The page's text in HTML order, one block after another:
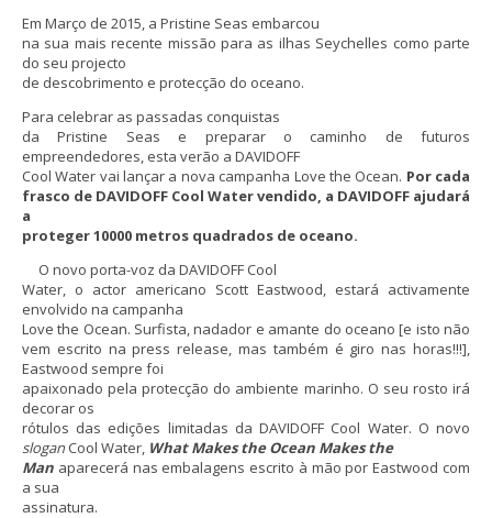
Em Março de 2015, a Pristine Seas embarcou
na sua mais recente missão para as ilhas Seychelles como parte
do seu projecto
de descobrimento e protecção do oceano.
Para celebrar as passadas conquistas
da Pristine Seas e preparar o caminho de futuros
empreendedores, esta verão a DAVIDOFF
Cool Water vai lançar a nova campanha Love the Ocean. Por cada
frasco de DAVIDOFF Cool Water vendido, a DAVIDOFF ajudará
a
proteger 10000 metros quadrados de oceano.
O novo porta-voz da DAVIDOFF Cool
Water, o actor americano Scott Eastwood, estará activamente
envolvido na campanha
Love the Ocean. Surfista, nadador e amante do oceano [e isto não
vem escrito na press release, mas também é giro nas horas!!!],
Eastwood sempre foi
apaixonado pela protecção do ambiente marinho. O seu rosto irá
decorar os
rótulos das edições limitadas da DAVIDOFF Cool Water. O novo
slogan Cool Water, What Makes the Ocean Makes the
Man aparecerá nas embalagens escrito à mão por Eastwood com
a sua
assinatura.